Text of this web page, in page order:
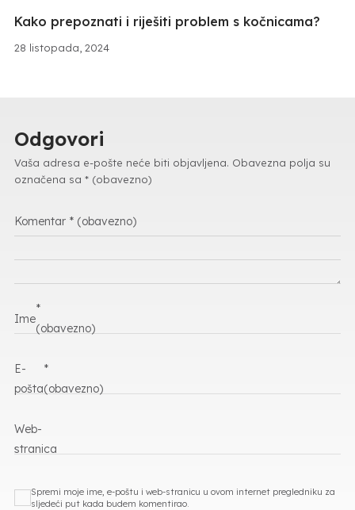
28 listopada, 2024
Kako prepoznati i riješiti problem s kočnicama?
Odgovori
Vaša adresa e-pošte neće biti objavljena. Obavezna polja su
označena sa * (obavezno)
Komentar * (obavezno)
Ime
*
(obavezno)
E-
pošta
*
(obavezno)
Web-
stranica
Spremi moje ime, e-poštu i web-stranicu u ovom internet pregledniku za
sljedeći put kada budem komentirao.